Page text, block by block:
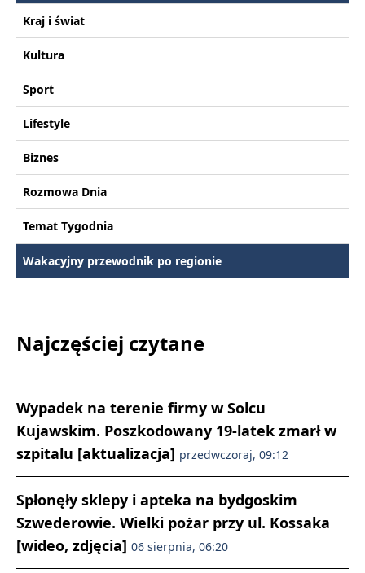
Kraj i świat
Kultura
Sport
Lifestyle
Biznes
Rozmowa Dnia
Temat Tygodnia
Wakacyjny przewodnik po regionie
Najczęściej czytane
Wypadek na terenie firmy w Solcu
Kujawskim. Poszkodowany 19-latek zmarł w
szpitalu [aktualizacja] przedwczoraj, 09:12
Spłonęły sklepy i apteka na bydgoskim
Szwederowie. Wielki pożar przy ul. Kossaka
[wideo, zdjęcia] 06 sierpnia, 06:20